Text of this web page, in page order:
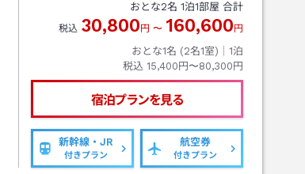
おとな2名 1泊1部屋 合計
税込 30,800 円 〜 160,600 円
おとな1名 (2名1室)｜ 1泊
税込 15,400円〜80,300円
宿泊プランを見る
新幹線・JR
付きプラン
航空券
付きプラン